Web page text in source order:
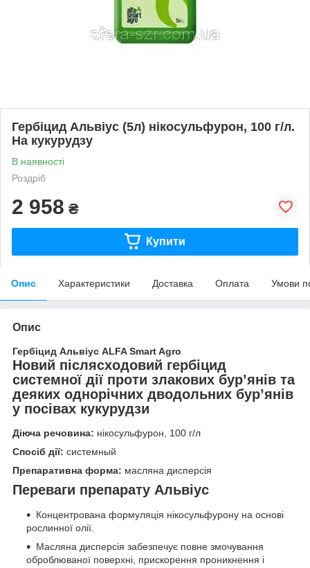
Гербіцид Альвіус (5л) нікосульфурон, 100 г/л.
На кукурудзу
В наявності
Роздріб
2 958 ₴
Купити
Опис Характеристики Доставка Оплата Умови
Опис
Гербіцид Альвіус ALFA Smart Agro
Новий післясходовий гербіцид
системної дії проти злакових бур’янів та
деяких однорічних дводольних бур’янів
у посівах кукурудзи
Діюча речовина: нікосульфурон, 100 г/л
Спосіб дії: системный
Препаративна форма: масляна дисперсія
Переваги препарату Альвіус
Концентрована формуляція нікосульфурону на основі
рослинної олії.
Масляна дисперсія забезпечує повне змочування
оброблюваної поверхні, прискорення проникнення і